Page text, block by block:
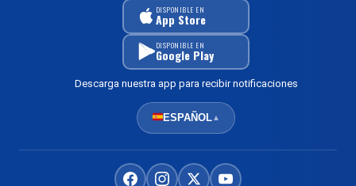
DISPONIBLE EN
App Store
DISPONIBLE EN
Google Play
Descarga nuestra app para recibir notificaciones
ESPAÑOL▲